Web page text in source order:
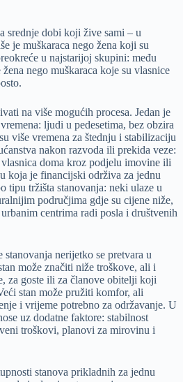
srednje dobi koji žive sami – u
je muškaraca nego žena koji su
u najstarijoj skupini: među
nego muškaraca koje su vlasnice
na više mogućih procesa. Jedan je
ljudi u pedesetima, bez obzira
više vremena za štednju i stabilizaciju
nakon razvoda ili prekida veze:
doma kroz podjelu imovine ili
koja je financijski održiva za jednu
tipu tržišta stanovanja: neki ulaze u
područjima gdje su cijene niže,
centrima radi posla i društvenih
nerijetko se pretvara u
može značiti niže troškove, ali i
za goste ili za članove obitelji koji
stan može pružiti komfor, ali
i vrijeme potrebno za održavanje. U
uz dodatne faktore: stabilnost
troškovi, planovi za mirovinu i
stanova prikladnih za jednu